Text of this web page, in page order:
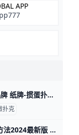
APP
2024年扑克十大品牌 纸牌-掼蛋扑克品牌排行，微扑克牌哪个牌子好 2024年扑克十大品牌 十大扑克品牌排行榜，纸牌-掼蛋扑克品牌排行，扑克牌哪个牌子好 扑克什么牌子好？经专业评测的2024年扑克十大品牌名单发布
扑克
微扑克下载与安装方法2024最新版 微扑克（WePoker）是一款流行的德州扑克应用程序，可以在多个平台上下载和安装。以下是下载和安装微扑克的主要方法： 安卓设备安装 安卓用户可以